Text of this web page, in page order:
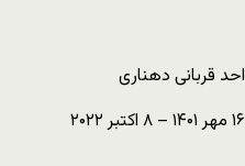
احد قربانی دهناری
۱۶ مهر ۱۴۰۱ – ۸ اکتبر ۲۰۲۲